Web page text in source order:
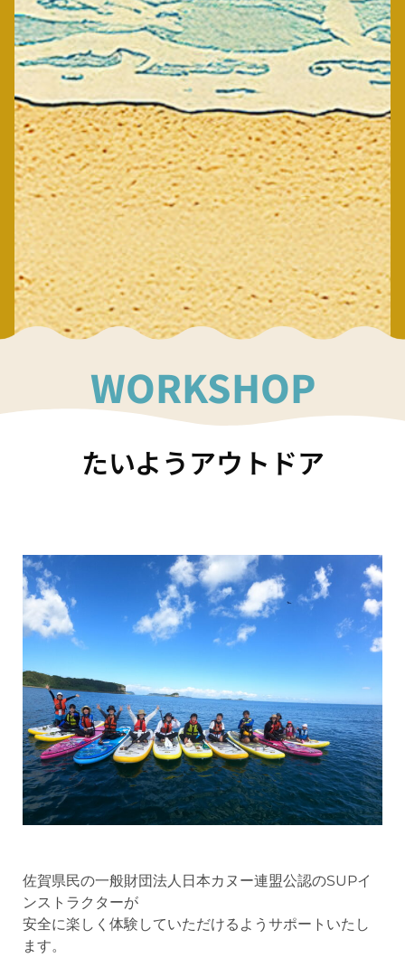
WORKSHOP
たいようアウトドア
佐賀県民の一般財団法人日本カヌー連盟公認のSUPイ
ンストラクターが
安全に楽しく体験していただけるようサポートいたし
ます。